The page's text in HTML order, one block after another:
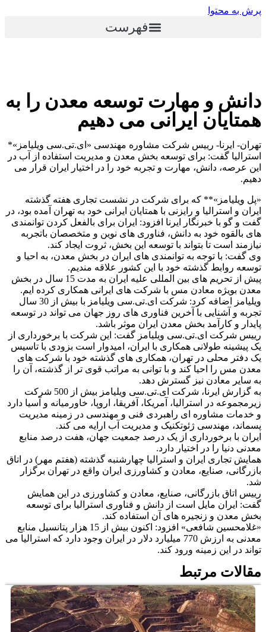
پرش به محتوا
فهرست
دانش و مهارت توسعه معدن را به
همتایان ایرانی می دهیم
تهران- ایرنا- رییس شرکت مشاوره مهندسی «ای.تی.سی ویلیامز»*
استرالیا گفت: برای توسعه بخش معدن و مدیریت استفاده از آب در
این عرصه، دانش، مهارت و تجربه خود را در اختیار ایران قرار می
دهیم.
«پل ویلیامز»** که برای شرکت در نشست تجاری هفته گذشته
ایران و استرالیا و رایزنی با همتایان ایرانی خود به تهران آمده بود، در
گفت و گو با خبرنگار ایرنا افزود: ایران برای بالفعل کردن توانمندی
های بالقوه خود به دانش، فناوری های نوین و متخصصان باتجربه
نیازمند است تا بتواند با توسعه این بخش، ثروت ایجاد کند.
وی گفت: با توجه به توانمندی های ایران در بخش معدن، به احیا و
توسعه روابط گذشته خود با این کشور علاقه مندیم.
پیش از تحریم های بین المللی علیه ایران به مدت 15 سال در بخش
معدن بویژه معادن مس با شرکت های ایرانی همکاری کرده ایم.
ویلیامز اضافه کرد: شرکت ای.تی.سی ویلیامز با بیش از 30 سال
تجربه و آشنایی با آخرین فناوری های روز جهان می تواند در توسعه
پایدار و کارآمد بخش معدن ایران موثر باشد.
رییس شرکت ای.تی.سی ویلیامز گفت: این شرکت با برخورداری از
یک پیشینه طولانی همکاری با ایران، امیدوار است بزودی با تاسیس
یک دفتر محلی در تهران، همکاری های گذشته خود با شرکت های
معدن مس را احیا کند و با توانی به مراتب قوی تر از گذشته، آن را
به سایر معادن نیز گسترش دهد.
به گزارش ایرنا، شرکت ای.تی.سی ویلیامز بیش از 500 شرکت
زیرمجموعه در استرالیا، آمریکا، آفریقا، اروپا، خاورمیانه و آسیا دارد
و خدمات مشاوره ای راهبردی فنی و مهندسی در زمینه مدیریت
پسماند، مهندسی ژئوتکنیک و مدیریت آب ارایه می کند.
ایران با برخورداری از یک درصد جمعیت جهان، هفت درصد منابع
معدنی دنیا را در اختیار دارد.
همایش تجاری ایران و استرالیا چهارشنبه گذشته (هفتم مهر) در اتاق
بازرگانی، صنایع، معادن و کشاورزی ایران واقع در تهران برگزار
شد.
رییس اتاق بازرگانی، صنایع، معادن و کشاورزی در این همایش
گفت: ایران مایل است از دانش و فناوری استرالیا برای توسعه
بخش معدن و زنجیره های آن استفاده کند.
«غلامحسین شافعی» افزود: اکنون بیش از 15 هزار پتانسیل منابع
معدنی به ارزش 770 میلیارد دلار در ایران وجود دارد که استرالیا می
تواند در این زمینه ورود کند.
مقالات مرتبط